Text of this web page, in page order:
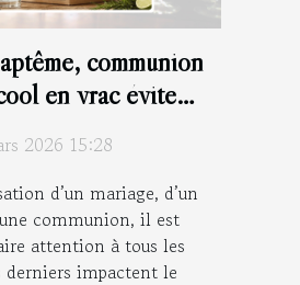
communion
en vrac évite
2026 15:28
d’un mariage, d’un
communion, il est
attention à tous les
derniers impactent le